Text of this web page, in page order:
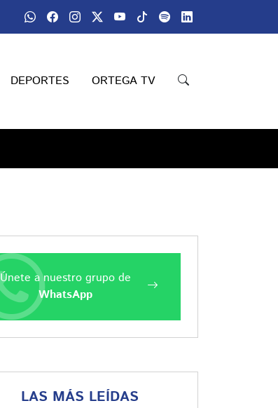
DEPORTES ORTEGA TV
Únete a nuestro grupo de
WhatsApp
LAS MÁS LEÍDAS